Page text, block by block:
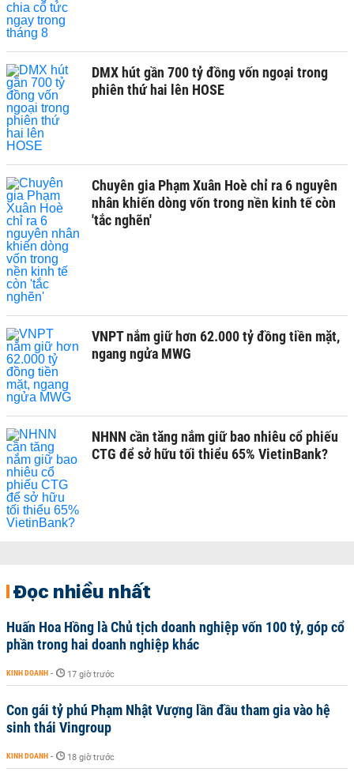
DMX hút gần 700 tỷ đồng vốn ngoại trong
phiên thứ hai lên HOSE
Chuyên gia Phạm Xuân Hoè chỉ ra 6 nguyên
nhân khiến dòng vốn trong nền kinh tế còn
'tắc nghẽn'
VNPT nắm giữ hơn 62.000 tỷ đồng tiền mặt,
ngang ngửa MWG
NHNN cần tăng nắm giữ bao nhiêu cổ phiếu
CTG để sở hữu tối thiểu 65% VietinBank?
Đọc nhiều nhất
Huấn Hoa Hồng là Chủ tịch doanh nghiệp vốn 100 tỷ, góp cổ
phần trong hai doanh nghiệp khác
KINH DOANH - 17 giờ trước
Con gái tỷ phú Phạm Nhật Vượng lần đầu tham gia vào hệ
sinh thái Vingroup
KINH DOANH - 18 giờ trước